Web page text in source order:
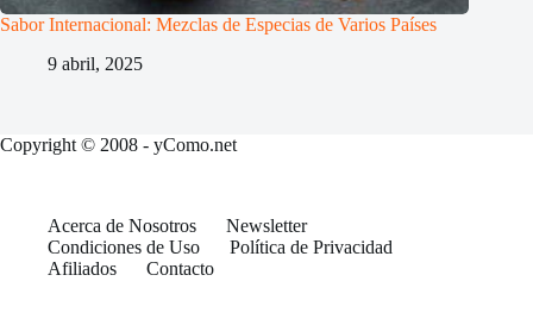
Sabor Internacional: Mezclas de Especias de Varios Países
9 abril, 2025
Copyright © 2008 - yComo.net
Acerca de Nosotros
Newsletter
Condiciones de Uso
Política de Privacidad
Afiliados
Contacto